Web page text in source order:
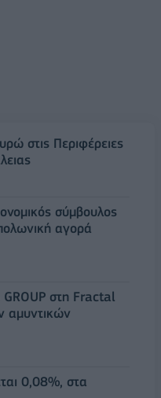
στις Περιφέρειες
σύμβουλος
αγορά
GROUP στη Fractal
αμυντικών
0,08%, στα